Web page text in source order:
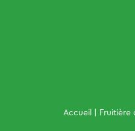
Accueil | Fruitière